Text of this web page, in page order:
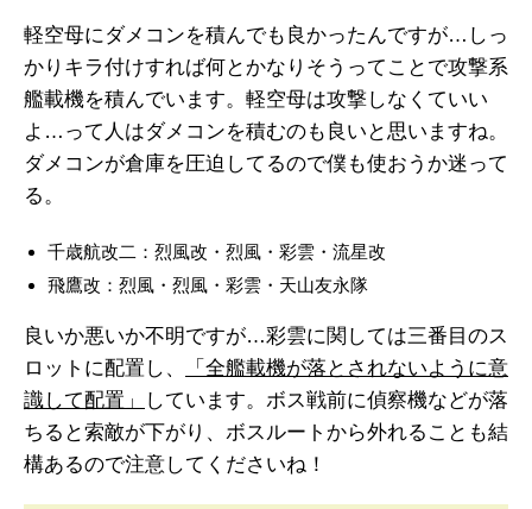
軽空母にダメコンを積んでも良かったんですが…しっ
かりキラ付けすれば何とかなりそうってことで攻撃系
艦載機を積んでいます。軽空母は攻撃しなくていい
よ…って人はダメコンを積むのも良いと思いますね。
ダメコンが倉庫を圧迫してるので僕も使おうか迷って
る。
千歳航改二：烈風改・烈風・彩雲・流星改
飛鷹改：烈風・烈風・彩雲・天山友永隊
良いか悪いか不明ですが…彩雲に関しては三番目のス
ロットに配置し、
「全艦載機が落とされないように意
識して配置」
しています。ボス戦前に偵察機などが落
ちると索敵が下がり、ボスルートから外れることも結
構あるので注意してくださいね！